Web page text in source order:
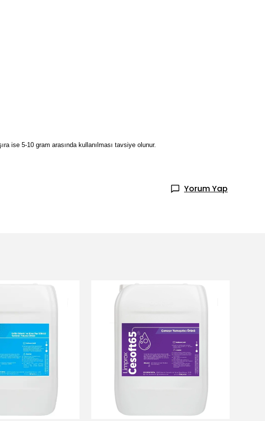
ise 5-10 gram arasında kullanılması tavsiye olunur.
Yorum Yap